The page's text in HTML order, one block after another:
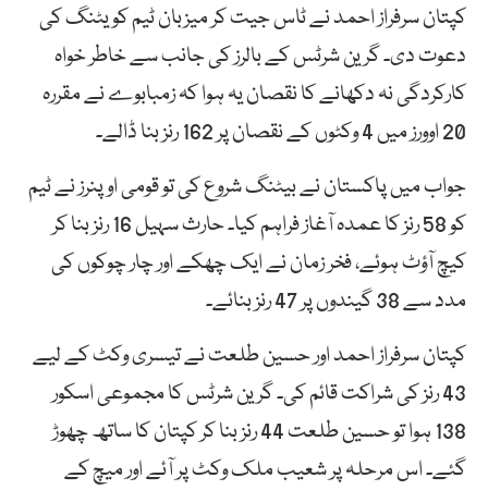
کپتان سرفراز احمد نے ٹاس جیت کر میزبان ٹیم کو یٹنگ کی
دعوت دی۔ گرین شرٹس کے بالرز کی جانب سے خاطر خواہ
کارکردگی نہ دکھانے کا نقصان یہ ہوا کہ زمبابوے نے مقررہ
20 اوورز میں 4 وکٹوں کے نقصان پر 162 رنز بنا ڈالے۔
جواب میں پاکستان نے بیٹنگ شروع کی تو قومی اوپنرز نے ٹیم
کو 58 رنز کا عمدہ آغاز فراہم کیا۔ حارث سہیل 16 رنز بنا کر
کیچ آؤٹ ہوئے، فخر زمان نے ایک چھکے اور چار چوکوں کی
مدد سے 38 گیندوں پر 47 رنز بنائے۔
کپتان سرفراز احمد اور حسین طلعت نے تیسری وکٹ کے لیے
43 رنز کی شراکت قائم کی۔ گرین شرٹس کا مجموعی اسکور
138 ہوا تو حسین طلعت 44 رنز بنا کر کپتان کا ساتھ چھوڑ
گئے۔ اس مرحلہ پر شعیب ملک وکٹ پر آئے اور میچ کے